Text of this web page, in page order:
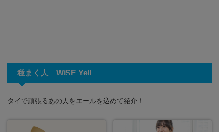
種まく人 WiSE Yell
タイで頑張るあの人をエールを込めて紹介！